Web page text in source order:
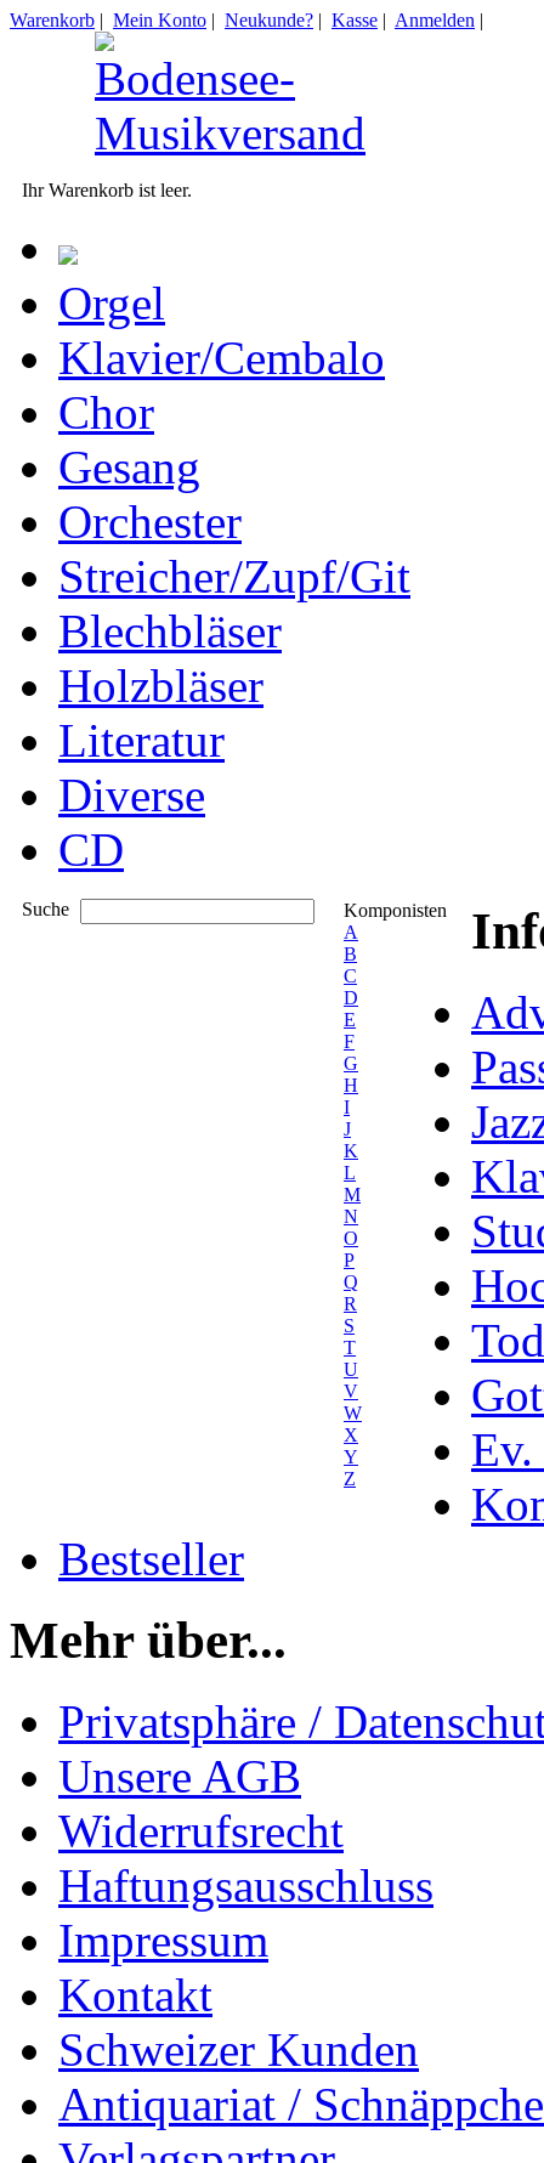
Warenkorb | Mein Konto | Neukunde? | Kasse | Anmelden |
Ihr Warenkorb ist leer.
Orgel
Klavier/Cembalo
Chor
Gesang
Orchester
Streicher/Zupf/Git
Blechbläser
Holzbläser
Literatur
Diverse
CD
Suche
Komponisten
A
B
C
D
E
F
G
H
I
J
K
L
M
N
O
P
Q
R
S
T
U
V
W
X
Y
Z
Ev.
Bestseller
Mehr über...
Privatsphäre /
Unsere AGB
Widerrufsrecht
Haftungsausschluss
Impressum
Kontakt
Schweizer Kunden
Antiquariat /